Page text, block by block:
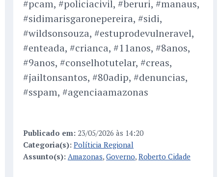
#pcam, #policiacivil, #beruri, #manaus,
#sidimarisgaronepereira, #sidi,
#wildsonsouza, #estuprodevulneravel,
#enteada, #crianca, #11anos, #8anos,
#9anos, #conselhotutelar, #creas,
#jailtonsantos, #80adip, #denuncias,
#sspam, #agenciaamazonas
Publicado em: 23/05/2026 às 14:20
Categoria(s): Políticia Regional
Assunto(s): Amazonas, Governo, Roberto Cidade